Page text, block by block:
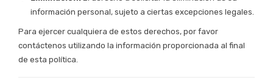
información personal, sujeto a ciertas excepciones legales.
Para ejercer cualquiera de estos derechos, por favor
contáctenos utilizando la información proporcionada al final
de esta política.